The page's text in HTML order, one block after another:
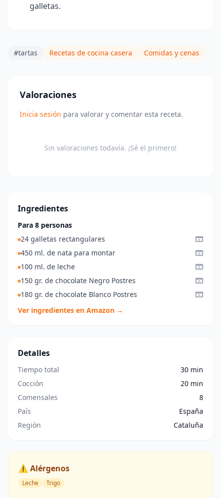
galletas.
#tartas Recetas de cocina casera Comidas y cenas
Valoraciones
Inicia sesión para valorar y comentar esta receta.
Sin valoraciones todavía. ¡Sé el primero!
Ingredientes
Para 8 personas
24 galletas rectangulares
450 ml. de nata para montar
100 ml. de leche
150 gr. de chocolate Negro Postres
180 gr. de chocolate Blanco Postres
Ver ingredientes en Amazon →
Detalles
Tiempo total
30 min
Cocción
20 min
Comensales
8
País
España
Región
Cataluña
⚠️ Alérgenos
Leche Trigo